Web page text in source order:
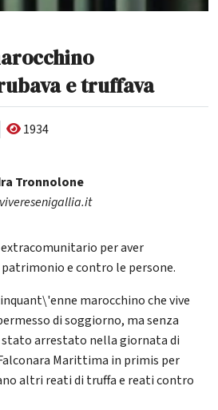
e truffava
1934
Tronnolone
per aver
e contro le persone.
marocchino che vive
di soggiorno, ma senza
arrestato nella giornata di
Marittima in primis per
altri reati di truffa e reati contro